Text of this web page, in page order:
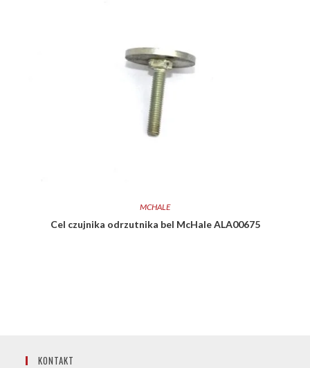
MCHALE
Cel czujnika odrzutnika bel McHale ALA00675
KONTAKT